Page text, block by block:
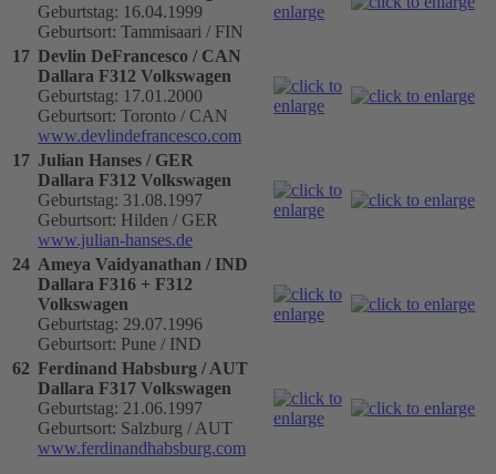
Geburtstag: 16.04.1999
Geburtsort: Tammisaari / FIN
17 Devlin DeFrancesco / CAN
Dallara F312 Volkswagen
Geburtstag: 17.01.2000
Geburtsort: Toronto / CAN
www.devlindefrancesco.com
17 Julian Hanses / GER
Dallara F312 Volkswagen
Geburtstag: 31.08.1997
Geburtsort: Hilden / GER
www.julian-hanses.de
24 Ameya Vaidyanathan / IND
Dallara F316 + F312
Volkswagen
Geburtstag: 29.07.1996
Geburtsort: Pune / IND
62 Ferdinand Habsburg / AUT
Dallara F317 Volkswagen
Geburtstag: 21.06.1997
Geburtsort: Salzburg / AUT
www.ferdinandhabsburg.com